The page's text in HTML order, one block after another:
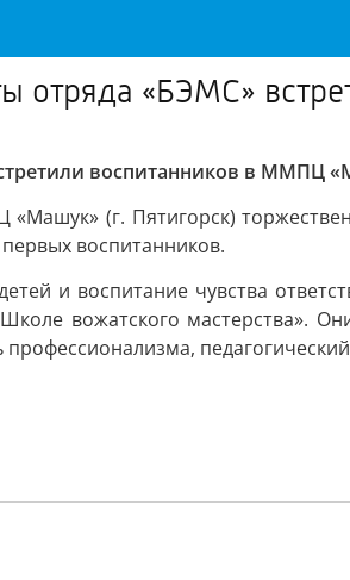
отряда «БЭМС»
воспитанников в ММПЦ
(г. Пятигорск)
воспитанников.
и воспитание чувства
вожатского мастерства».